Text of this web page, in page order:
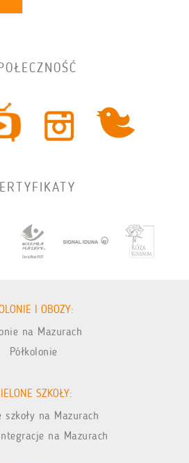
I OBOZY:
na Mazurach
Półkolonie
SZKOŁY:
szkoły na Mazurach
na Mazurach